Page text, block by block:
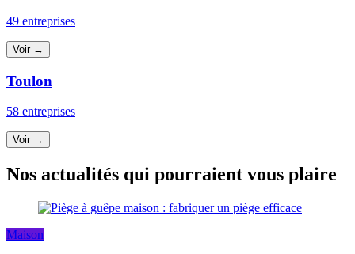
49 entreprises
Voir →
Toulon
58 entreprises
Voir →
Nos actualités qui pourraient vous plaire
Maison